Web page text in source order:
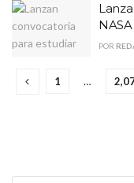
NASA
POR
1 …